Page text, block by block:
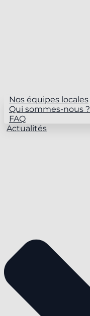
Nos équipes locales
Qui sommes-nous ?
FAQ
Actualités